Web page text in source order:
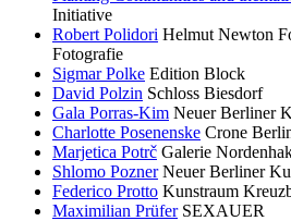
Initiative
Robert Polidori Helmut Newton
Fotografie
Sigmar Polke Edition Block
David Polzin Schloss Biesdorf
Gala Porras-Kim Neuer Berliner
Charlotte Posenenske Crone
Marjetica Potrč Galerie
Shlomo Pozner Neuer Berliner
Federico Protto Kunstraum
Maximilian Prüfer SEXAUER